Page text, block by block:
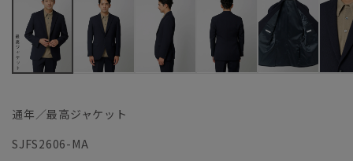
通年／最高ジャケット
SJFS2606-MA